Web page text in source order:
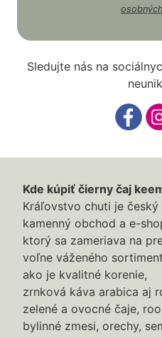
Sledujte nás na
Kde kúpiť čierny čaj
Kráľovstvo chuti je český
kamenný obchod a e-
ktorý sa zameriava na
voľne váženého
ako je kvalitné korenie,
zrnková káva arabica aj
zelené a ovocné čaje,
bylinné zmesi, orechy,